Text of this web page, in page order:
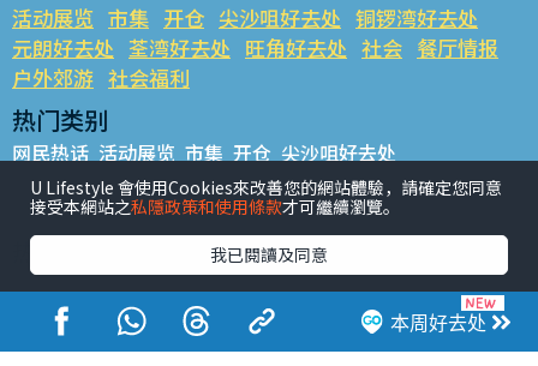
本周好去处
活动展览 市集 开仓 尖沙咀好去处 铜锣湾好去处
元朗好去处 荃湾好去处 旺角好去处 社会 餐厅情报
户外郊游 社会福利
热门类别
网民热话 活动展览 市集 开仓 尖沙咀好去处
铜锣湾好去处 元朗好去处 荃湾好去处 旺角好去处 社会
餐厅情报 户外郊游
热门标签
#UGO揾好去处 #人气活动推介 #美食社群热话
#亲子玩乐好去处
#ULifestyle应用程式
#限时抢
#UJetso礼物放送
#ULifestyle商户中心 #著数 #网络热话
U Lifestyle 會使用Cookies來改善您的網站體驗，請確定您同意
接受本網站之私隱政策和使用條款才可繼續瀏覽。
我已閱讀及同意